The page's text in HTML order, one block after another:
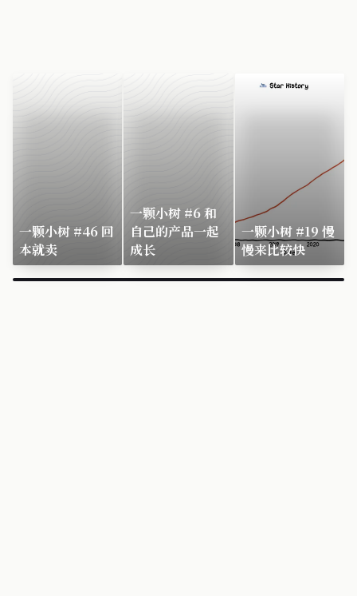
一颗小树 #46 回
本就卖
一颗小树 #6 和
自己的产品一起
成长
一颗小树 #19 慢
慢来比较快